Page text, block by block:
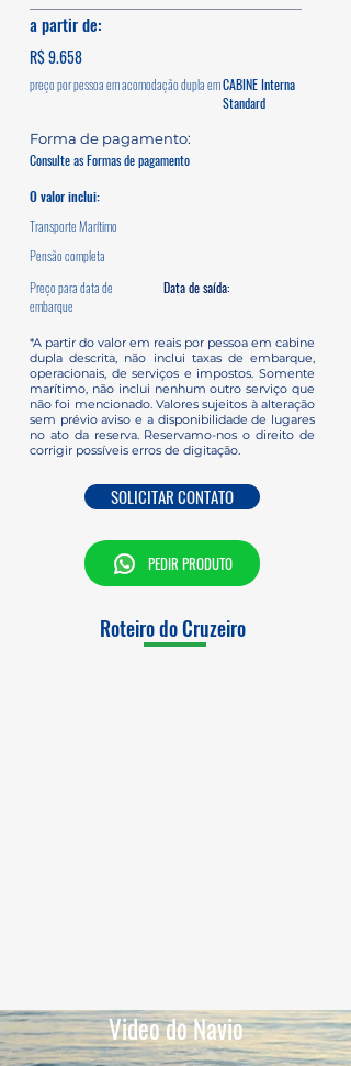
a partir de:
R$ 9.658
CABINE Interna
Standard
preço por pessoa em acomodação dupla em
Forma de pagamento:
Consulte as Formas de pagamento
O valor inclui:
Transporte Marítimo
Pensão completa
Preço para data de
embarque
Data de saída:
*A partir do valor em reais por pessoa em cabine
dupla descrita, não inclui taxas de embarque,
operacionais, de serviços e impostos. Somente
marítimo, não inclui nenhum outro serviço que
não foi mencionado. Valores sujeitos à alteração
sem prévio aviso e a disponibilidade de lugares
no ato da reserva. Reservamo-nos o direito de
corrigir possíveis erros de digitação.
SOLICITAR CONTATO
PEDIR PRODUTO
Roteiro do Cruzeiro
Video do Navio